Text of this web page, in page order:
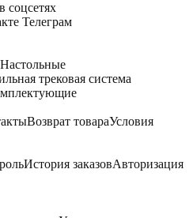
соцсетях
Телеграм
Настольные
трековая система
Возврат товараУсловия
История заказовАвторизация